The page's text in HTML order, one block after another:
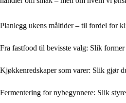
Planlegg ukens måltider – til fordel for
Fra fastfood til bevisste valg: Slik
Kjøkkenredskaper som varer: Slik gjør
Fermentering for nybegynnere: Slik